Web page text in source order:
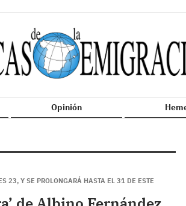
Opinión
23, Y SE PROLONGARÁ HASTA EL 31 DE ESTE